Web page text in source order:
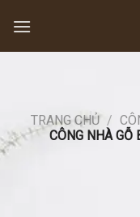
content
TRANG CHỦ /
CÔNG NHÀ GỖ